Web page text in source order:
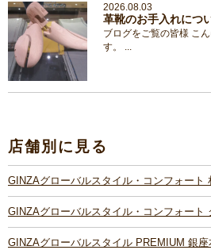
2026.08.03
革靴のお手入れにつ
ブログをご覧の皆様 こ
す。 ...
店舗別に見る
GINZAグローバルスタイル・コンフォート
GINZAグローバルスタイル・コンフォート
GINZAグローバルスタイル PREMIUM 銀座